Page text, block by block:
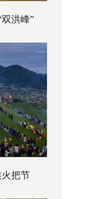
洪峰”
火把节